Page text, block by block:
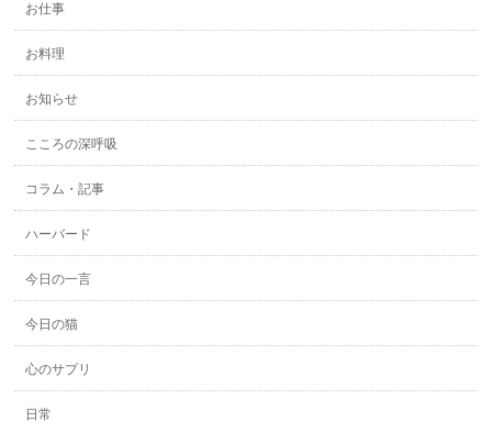
お仕事
お料理
お知らせ
こころの深呼吸
コラム・記事
ハーバード
今日の一言
今日の猫
心のサプリ
日常